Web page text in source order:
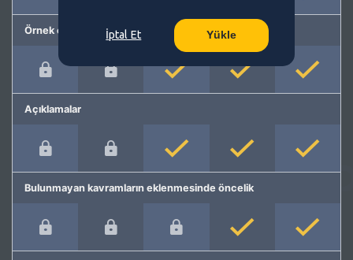
Örnek cümleler
Açıklamalar
Bulunmayan kavramların eklenmesinde öncelik
İptal Et Yükle